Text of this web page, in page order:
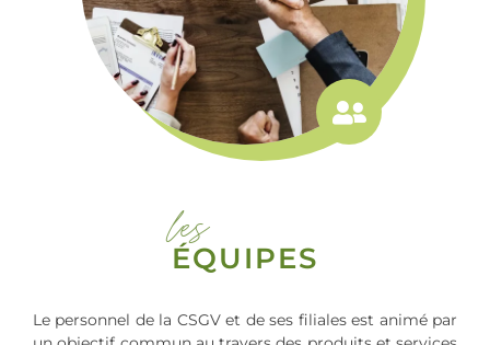
les
ÉQUIPES
Le personnel de la CSGV et de ses filiales est animé par